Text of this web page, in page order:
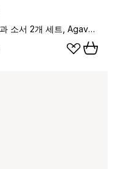
필라 에스프레소컵과 소서 2개 세트, Agave green